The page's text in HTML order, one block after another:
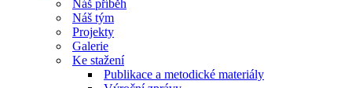
Náš příběh
Náš tým
Projekty
Galerie
Ke stažení
Publikace a metodické materiály